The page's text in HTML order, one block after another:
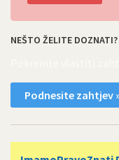
NEŠTO ŽELITE DOZNATI?
Podnesite zahtjev